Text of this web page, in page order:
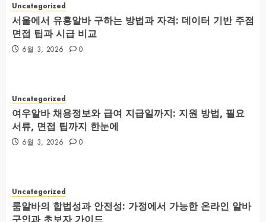
Uncategorized
서울에서 유흥알바 구하는 방법과 자격: 데이터 기반 주점
면접 팁과 시급 비교
6월 3, 2026 0
Uncategorized
여우알바 채용정보와 급여 지급일까지: 지원 방법, 필요
서류, 면접 팁까지 한눈에
6월 3, 2026 0
Uncategorized
룸알바의 합법성과 안전성: 가정에서 가능한 온라인 알바